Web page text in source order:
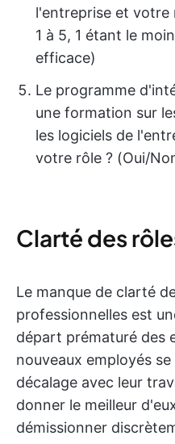
l'entreprise et votre
1 à 5, 1 étant le
efficace)
Le programme
une formation sur
les logiciels de
votre rôle ? (Oui/
Clarté des
Le manque de clarté
professionnelles est
départ prématuré des
nouveaux employés
décalage avec leur
donner le meilleur
démissionner